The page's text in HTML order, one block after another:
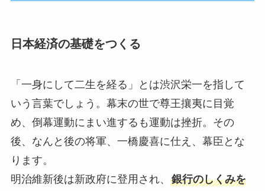
日本経済の基礎をつくる
「一身にして二生を経る」とは渋沢栄一を指して
いう言葉でしょう。幕末の世で尊王攘夷に目覚
め、倒幕運動にまい進するも運動は挫折。その
後、なんと後の将軍、一橋慶喜に仕え、幕臣とな
ります。
明治維新後は新政府に登用され、 銀行のしくみを